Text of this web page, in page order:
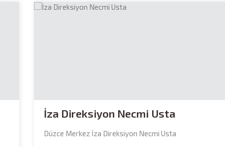
İza Direksiyon Necmi Usta
Düzce Merkez İza Direksiyon Necmi Usta